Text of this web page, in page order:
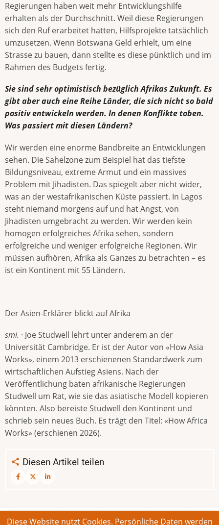
Regierungen haben weit mehr Entwicklungshilfe
erhalten als der Durchschnitt. Weil diese Regierungen
sich den Ruf erarbeitet hatten, Hilfsprojekte tatsächlich
umzusetzen. Wenn Botswana Geld erhielt, um eine
Strasse zu bauen, dann stellte es diese pünktlich und im
Rahmen des Budgets fertig.
Sie sind sehr optimistisch bezüglich Afrikas Zukunft. Es
gibt aber auch eine Reihe Länder, die sich nicht so bald
positiv entwickeln werden. In denen Konflikte toben.
Was passiert mit diesen Ländern?
Wir werden eine enorme Bandbreite an Entwicklungen
sehen. Die Sahelzone zum Beispiel hat das tiefste
Bildungsniveau, extreme Armut und ein massives
Problem mit Jihadisten. Das spiegelt aber nicht wider,
was an der westafrikanischen Küste passiert. In Lagos
steht niemand morgens auf und hat Angst, von
Jihadisten umgebracht zu werden. Wir werden kein
homogen erfolgreiches Afrika sehen, sondern
erfolgreiche und weniger erfolgreiche Regionen. Wir
müssen aufhören, Afrika als Ganzes zu betrachten – es
ist ein Kontinent mit 55 Ländern.
Der Asien-Erklärer blickt auf Afrika
smi. · Joe Studwell lehrt unter anderem an der
Universität Cambridge. Er ist der Autor von «How Asia
Works», einem 2013 erschienenen Standardwerk zum
wirtschaftlichen Aufstieg Asiens. Nach der
Veröffentlichung baten afrikanische Regierungen
Studwell um Rat, wie sie das asiatische Modell kopieren
könnten. Also bereiste Studwell den Kontinent und
schrieb sein neues Buch. Es trägt den Titel: «How Africa
Works» (erschienen 2026).
Diesen Artikel teilen
Diese Website nutzt Cookies. Persönliche Daten werden